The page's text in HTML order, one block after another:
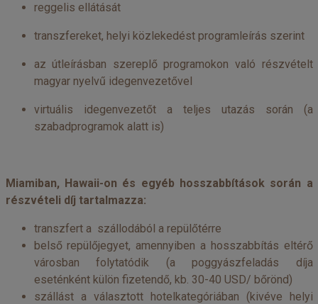
reggelis ellátását
transzfereket, helyi közlekedést programleírás szerint
az útleírásban szereplő programokon való részvételt
magyar nyelvű idegenvezetővel
virtuális idegenvezetőt a teljes utazás során (a
szabadprogramok alatt is)
Miamiban, Hawaii-on és egyéb hosszabbítások során a
részvételi díj tartalmazza:
transzfert a szállodából a repülőtérre
belső repülőjegyet, amennyiben a hosszabbítás eltérő
városban folytatódik (a poggyászfeladás díja
eseténként külön fizetendő, kb. 30-40 USD/ bőrönd)
szállást a választott hotelkategóriában (kivéve helyi